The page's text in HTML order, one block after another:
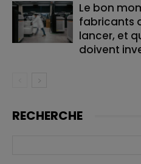
Le bon
fabricants
lancer, et
doivent
RECHERCHE